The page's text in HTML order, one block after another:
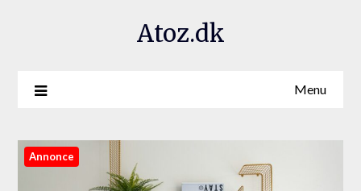
Atoz.dk
Menu
Annonce